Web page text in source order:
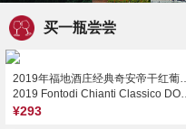
买一瓶尝尝
2019年福地酒
2019 Fontodi
¥293